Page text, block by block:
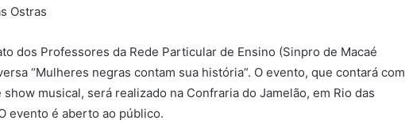
Ostras
dos Professores da Rede Particular de Ensino (Sinpro de Macaé
“Mulheres negras contam sua história”. O evento, que contará com
musical, será realizado na Confraria do Jamelão, em Rio das
evento é aberto ao público.